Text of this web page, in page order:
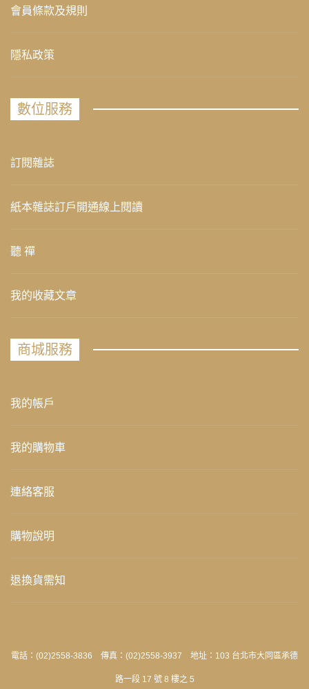
會員條款及規則
隱私政策
數位服務
訂閱雜誌
紙本雜誌訂戶開通線上閱讀
聽 禪
我的收藏文章
商城服務
我的帳戶
我的購物車
連絡客服
購物說明
退換貨需知
電話：(02)2558-3836 傳真：(02)2558-3937 地址：103 台北市大同區承德
路一段 17 號 8 樓之 5